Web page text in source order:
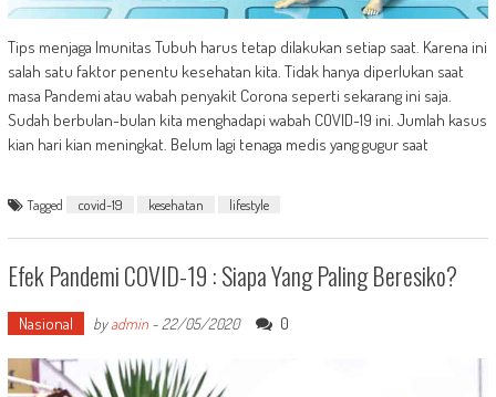
Tips menjaga Imunitas Tubuh harus tetap dilakukan setiap saat. Karena ini
salah satu faktor penentu kesehatan kita. Tidak hanya diperlukan saat
masa Pandemi atau wabah penyakit Corona seperti sekarang ini saja.
Sudah berbulan-bulan kita menghadapi wabah COVID-19 ini. Jumlah kasus
kian hari kian meningkat. Belum lagi tenaga medis yang gugur saat
Tagged covid-19 kesehatan lifestyle
Efek Pandemi COVID-19 : Siapa Yang Paling Beresiko?
Nasional byadmin- 22/05/2020 0